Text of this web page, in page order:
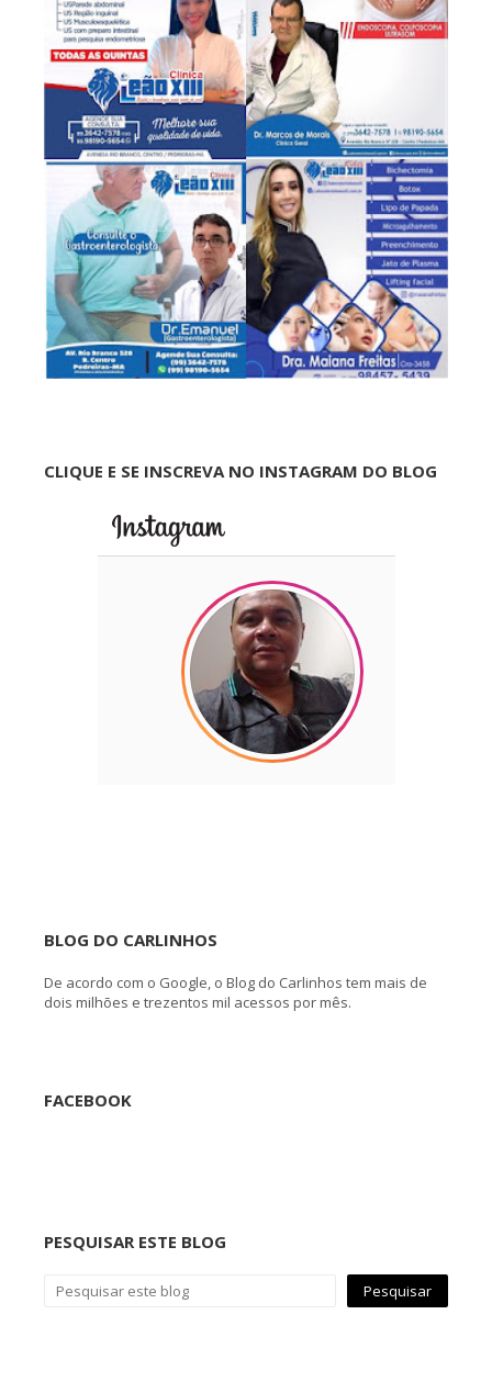
CLIQUE E SE INSCREVA NO INSTAGRAM DO BLOG
BLOG DO CARLINHOS
De acordo com o Google, o Blog do Carlinhos tem mais de
dois milhões e trezentos mil acessos por mês.
FACEBOOK
PESQUISAR ESTE BLOG